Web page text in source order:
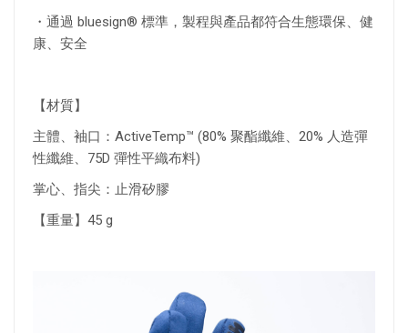
・通過 bluesign® 標準，製程與產品都符合生態環保、健
康、安全
【材質】
主體、袖口：ActiveTemp™ (80% 聚酯纖維、20% 人造彈
性纖維、75D 彈性平織布料)
掌心、指尖：止滑矽膠
【重量】45 g